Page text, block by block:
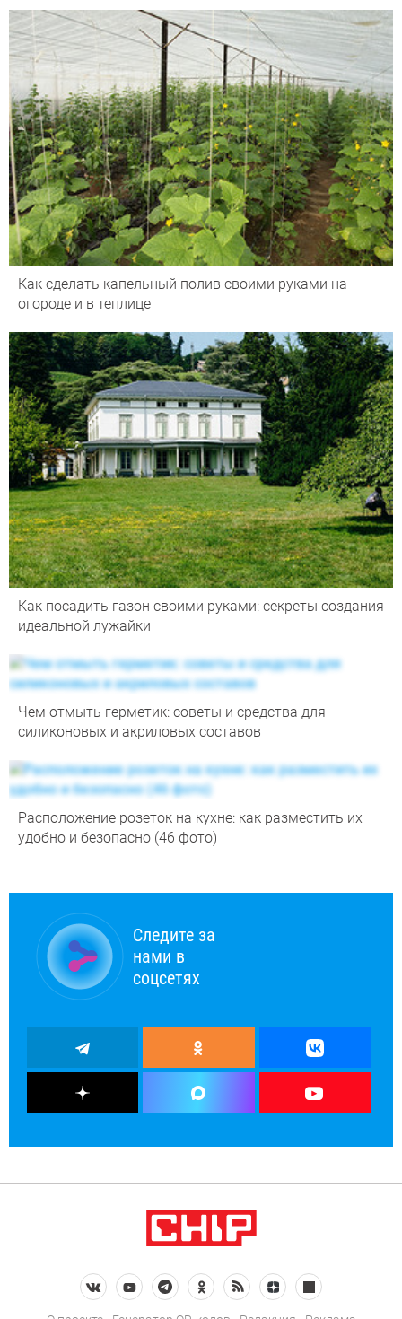
Как сделать капельный полив своими руками на
огороде и в теплице
Как посадить газон своими руками: секреты создания
идеальной лужайки
Чем отмыть герметик: советы и средства для
силиконовых и акриловых составов
Расположение розеток на кухне: как разместить их
удобно и безопасно (46 фото)
Следите за
нами в
соцсетях